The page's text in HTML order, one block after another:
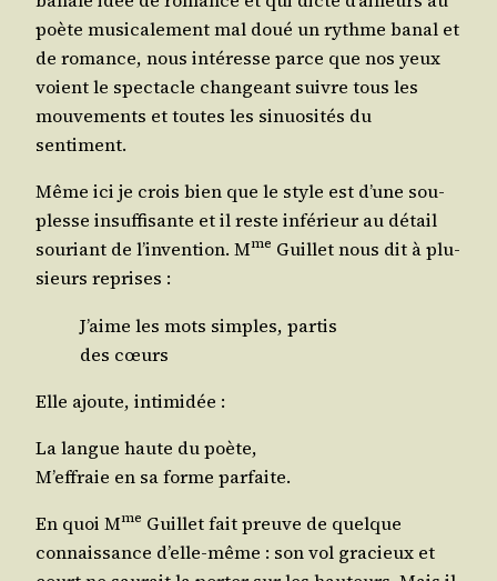
poète musi­ca­le­ment mal doué un rythme banal et
de romance, nous inté­resse parce que nos yeux
voient le spec­tacle chan­geant suivre tous les
mou­ve­ments et toutes les sinuo­si­tés du
sentiment.
Même ici je crois bien que le style est d’une sou­
plesse insuf­fi­sante et il reste infé­rieur au détail
sou­riant de l’in­ven­tion. Mme Guillet nous dit à plu­
sieurs reprises :
J’aime les mots simples, par­tis
des cœurs
Elle ajoute, intimidée :
La langue haute du poète,
M’ef­fraie en sa forme parfaite.
En quoi Mme Guillet fait preuve de quelque
connais­sance d’elle-même : son vol gra­cieux et